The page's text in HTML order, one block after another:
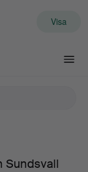
Visa
Sundsvall